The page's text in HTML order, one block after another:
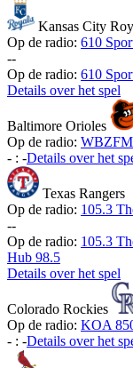
Kansas City
Op de radio: 610
--
Op de radio: 610
Details over het spel
Baltimore Orioles
Op de radio: WBZFM
- : -Details over het
Texas Rangers
Op de radio: 105.3
--
Op de radio: 105.3
Hub 98.5
Details over het spel
Colorado Rockies
Op de radio: KOA
- : -Details over het